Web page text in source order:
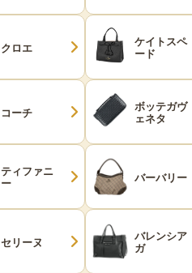
クロエ ケイトスペ
ード
コーチ ボッテガヴ
ェネタ
ティファニ
ー バーバリー
セリーヌ バレンシア
ガ